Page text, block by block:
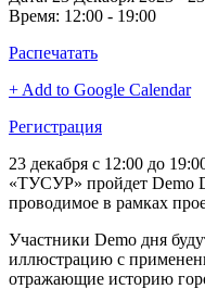
Время: 12:00 - 19:00
Распечатать
+ Add to Google Calendar
Регистрация
23 декабря с 12:00 до
«ТУСУР» пройдет Demo
проводимое в рамках
Участники Demo дня
иллюстрацию с
отражающие историю